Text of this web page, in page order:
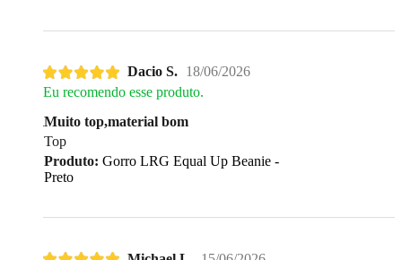
Dacio S. 18/06/2026
Eu recomendo esse produto.
Muito top,material bom
Top
Produto: Gorro LRG Equal Up Beanie -
Preto